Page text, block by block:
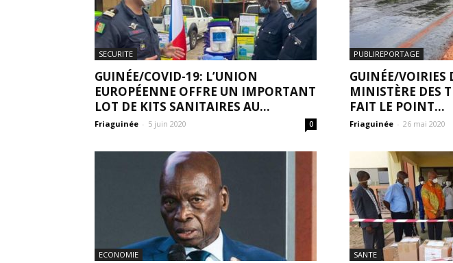
SECURITE
GUINÉE/COVID-19: L’UNION
EUROPÉENNE OFFRE UN IMPORTANT
LOT DE KITS SANITAIRES AU...
Friaguinée - 5 juin 2020 0
PUBLIREPORTAGE
GUINÉE/VOIRIES
MINISTÈRE DES
FAIT LE POINT...
Friaguinée - 26 mai 2020
ECONOMIE SANTE